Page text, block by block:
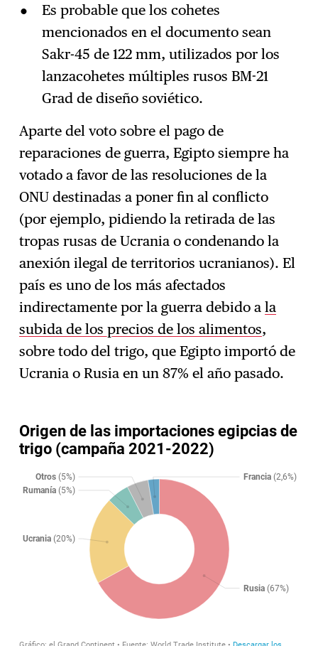
Es probable que los cohetes
mencionados en el documento sean
Sakr-45 de 122 mm, utilizados por los
lanzacohetes múltiples rusos BM-21
Grad de diseño soviético.
Aparte del voto sobre el pago de
reparaciones de guerra, Egipto siempre ha
votado a favor de las resoluciones de la
ONU destinadas a poner fin al conflicto
(por ejemplo, pidiendo la retirada de las
tropas rusas de Ucrania o condenando la
anexión ilegal de territorios ucranianos). El
país es uno de los más afectados
indirectamente por la guerra debido ala
subida de los precios de los alimentos,
sobre todo del trigo, que Egipto importó de
Ucrania o Rusia en un 87% el año pasado.